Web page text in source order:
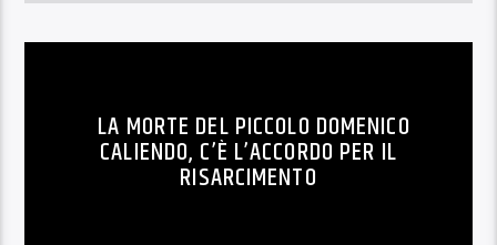
LA MORTE DEL PICCOLO DOMENICO
CALIENDO, C’È L’ACCORDO PER IL
RISARCIMENTO